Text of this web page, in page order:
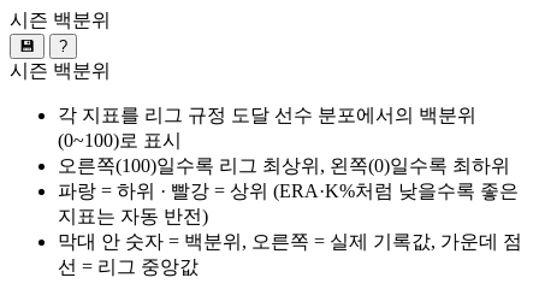
시즌 백분위
💾 ?
시즌 백분위
각 지표를 리그 규정 도달 선수 분포에서의 백분위
(0~100)로 표시
오른쪽(100)일수록 리그 최상위, 왼쪽(0)일수록 최하위
파랑 = 하위 · 빨강 = 상위 (ERA·K%처럼 낮을수록 좋은
지표는 자동 반전)
막대 안 숫자 = 백분위, 오른쪽 = 실제 기록값, 가운데 점
선 = 리그 중앙값